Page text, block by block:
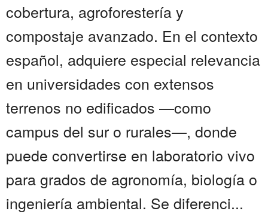
cobertura, agroforestería y
compostaje avanzado. En el contexto
español, adquiere especial relevancia
en universidades con extensos
terrenos no edificados —como
campus del sur o rurales—, donde
puede convertirse en laboratorio vivo
para grados de agronomía, biología o
ingeniería ambiental. Se diferenci...